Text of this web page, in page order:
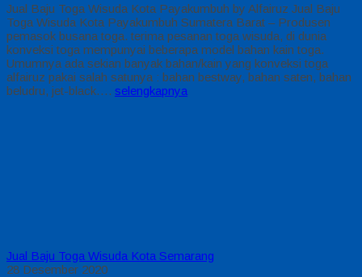
Jual Baju Toga Wisuda Kota Payakumbuh by Alfairuz Jual Baju
Toga Wisuda Kota Payakumbuh Sumatera Barat – Produsen
pemasok busana toga. terima pesanan toga wisuda, di dunia
konveksi toga mempunyai beberapa model bahan kain toga.
Umumnya ada sekian banyak bahan/kain yang konveksi toga
alfairuz pakai salah satunya : bahan bestway, bahan saten, bahan
beludru, jet-black…. selengkapnya
Jual Baju Toga Wisuda Kota Semarang
28 Desember 2020